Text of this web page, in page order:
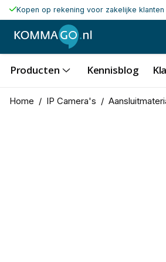
Kopen op rekening voor zakelijke klanten
Producten Kennisblog
Home / IP Camera's /